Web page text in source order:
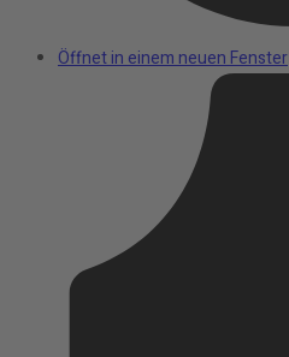
Öffnet in einem neuen Fenster